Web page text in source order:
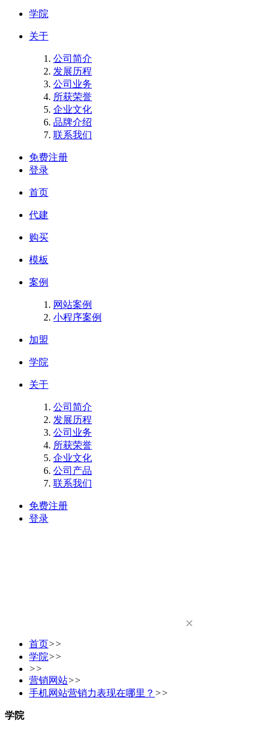
学院
关于
公司简介
发展历程
公司业务
所获荣誉
企业文化
品牌介绍
联系我们
免费注册
登录
首页
代建
购买
模板
案例
网站案例
小程序案例
加盟
学院
关于
公司简介
发展历程
公司业务
所获荣誉
企业文化
公司产品
联系我们
免费注册
登录
首页>>
学院>>
>>
营销网站>>
手机网站营销力表现在哪里？ >>
学院